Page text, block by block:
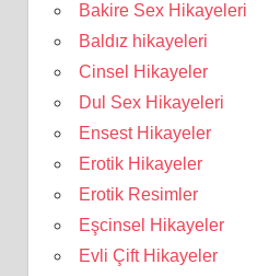
Bakire Sex Hikayeleri
Baldız hikayeleri
Cinsel Hikayeler
Dul Sex Hikayeleri
Ensest Hikayeler
Erotik Hikayeler
Erotik Resimler
Eşcinsel Hikayeler
Evli Çift Hikayeler